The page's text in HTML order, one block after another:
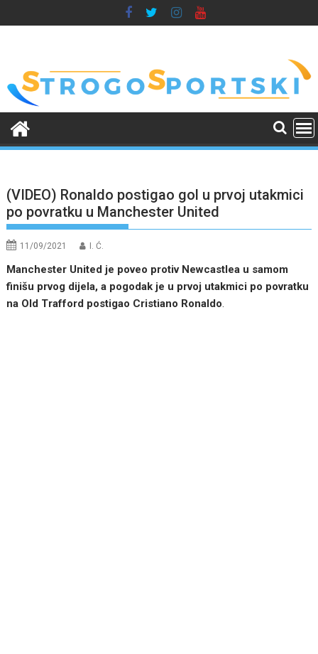
to
(VIDEO) Ronaldo postigao gol u prvoj utakmici
po povratku u Manchester United
11/09/2021 I. Ć.
Manchester United je poveo protiv Newcastlea u samom
finišu prvog dijela, a pogodak je u prvoj utakmici po povratku
na Old Trafford postigao Cristiano Ronaldo.